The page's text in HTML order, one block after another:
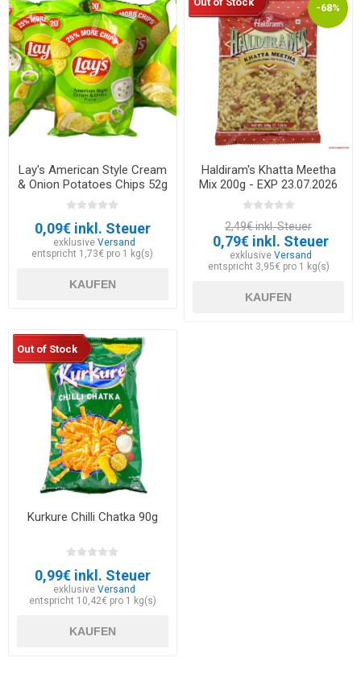
Lay's American Style Cream
& Onion Potatoes Chips 52g
- EXP 30.05.2026
0,09€ inkl. Steuer
exklusiveVersand
entspricht 1,73€ pro 1 kg(s)
KAUFEN
-68%
Haldiram's Khatta Meetha
Mix 200g - EXP 23.07.2026
2,49€ inkl. Steuer
0,79€ inkl. Steuer
exklusive Versand
entspricht 3,95€ pro 1 kg(s)
KAUFEN
Out of Stock
Kurkure Chilli Chatka 90g
0,99€ inkl. Steuer
exklusiveVersand
entspricht 10,42€ pro 1 kg(s)
KAUFEN